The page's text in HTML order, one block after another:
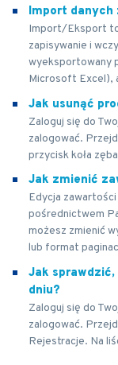
Import danych
Import/Eksport to
zapisywanie i
wyeksportowany
Microsoft Excel),
Jak usunąć
Zaloguj się do
zalogować.
przycisk koła
Jak zmienić
Edycja
pośrednictwem
możesz zmienić
lub format
Jak sprawdzić,
dniu?
Zaloguj się do
zalogować.
Rejestracje. Na